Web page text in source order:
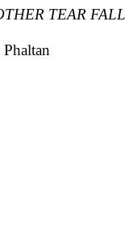
TEAR